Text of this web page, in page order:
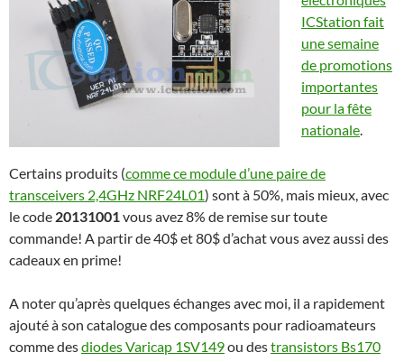
ICStation fait
une semaine
de promotions
importantes
pour la fête
nationale
Certains produits (comme ce module d’une paire de
transceivers 2,4GHz NRF24L01) sont à 50%, mais mieux, avec
le code 20131001 vous avez 8% de remise sur toute
commande! A partir de 40$ et 80$ d’achat vous avez aussi des
cadeaux en prime!
A noter qu’après quelques échanges avec moi, il a rapidement
ajouté à son catalogue des composants pour radioamateurs
comme desdiodes Varicap 1SV149ou destransistors Bs170